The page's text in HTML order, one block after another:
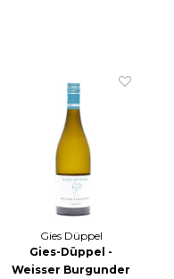
Gies Düppel
Gies-Düppel -
Weisser Burgunder